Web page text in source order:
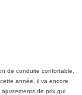
de conduite confortable,
année, il va encore
de prix qui